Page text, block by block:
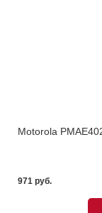
Motorola
971 pуб.